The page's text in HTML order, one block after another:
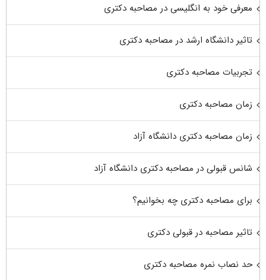
معرفی خود به انگلیسی در مصاحبه دکتری
تاثیر دانشگاه ارشد در مصاحبه دکتری
تجربیات مصاحبه دکتری
زمان مصاحبه دکتری
زمان مصاحبه دکتری دانشگاه آزاد
شانس قبولی در مصاحبه دکتری دانشگاه آزاد
برای مصاحبه دکتری چه بخوانیم؟
تاثیر مصاحبه در قبولی دکتری
حد نصاب نمره مصاحبه دکتری